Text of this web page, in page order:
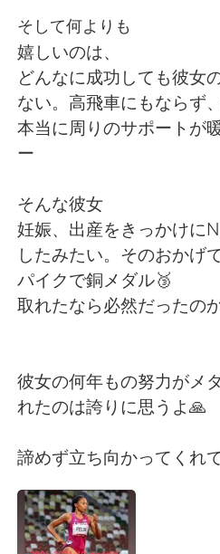
Español
Français
日本語 한국어
Indonesia
Türkçe Tiếng
Português
そして何よりも
嬉しいのは、
どんなに成功しても彼女
ない。高飛車にもならず
本当に周りのサポートが
ー
そんな彼女
妊娠、出産をきっかけに
したみたい。そのおかげ
パイクで銅メダル🥉
取れたなら必然だったの
彼女の何年もの努力がメ
れたのは誇りに思うよ🙏
諦めず立ち向かってくれ